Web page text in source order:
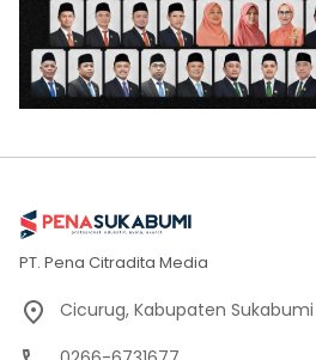
PT. Pena Citradita Media
Cicurug, Kabupaten Sukabumi